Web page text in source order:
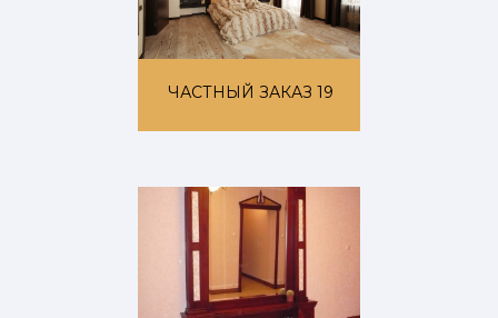
ЧАСТНЫЙ ЗАКАЗ 19